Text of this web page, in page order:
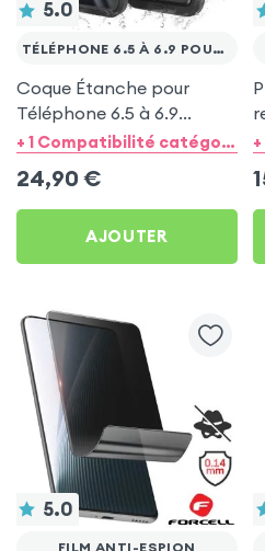
5.0
TÉLÉPHONE 6.5 À 6.9 POUCES
Coque Étanche pour
Téléphone 6.5 à 6.9
pouces - Protection
+ 1 Compatibilité catégorie
24,90 €
AJOUTER
5.0
FILM ANTI-ESPION